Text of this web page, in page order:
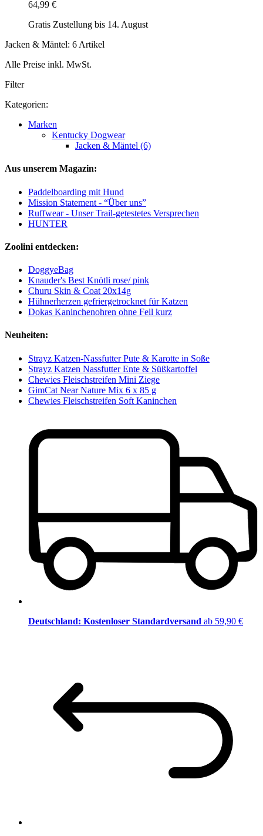
64,99 €
Gratis Zustellung bis 14. August
Jacken & Mäntel: 6 Artikel
Alle Preise inkl. MwSt.
Filter
Kategorien:
Marken
Kentucky Dogwear
Jacken & Mäntel (6)
Aus unserem Magazin:
Paddelboarding mit Hund
Mission Statement - “Über uns”
Ruffwear - Unser Trail-getestetes Versprechen
HUNTER
Zoolini entdecken:
DoggyeBag
Knauder's Best Knötli rose/ pink
Churu Skin & Coat 20x14g
Hühnerherzen gefriergetrocknet für Katzen
Dokas Kaninchenohren ohne Fell kurz
Neuheiten:
Strayz Katzen-Nassfutter Pute & Karotte in Soße
Strayz Katzen Nassfutter Ente & Süßkartoffel
Chewies Fleischstreifen Mini Ziege
GimCat Near Nature Mix 6 x 85 g
Chewies Fleischstreifen Soft Kaninchen
Deutschland: Kostenloser Standardversand ab 59,90 €